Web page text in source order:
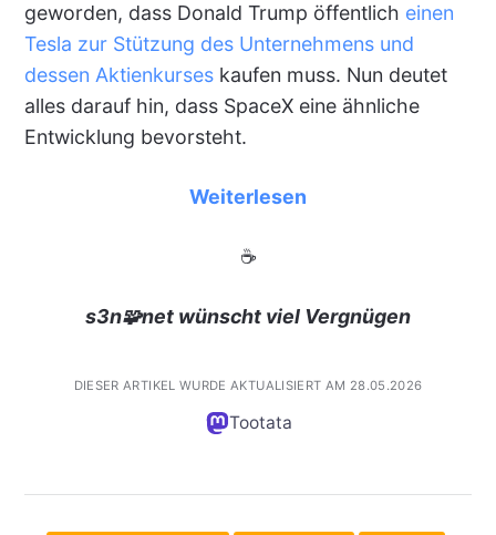
geworden, dass Donald Trump öffentlich einen
Tesla zur Stützung des Unternehmens und
dessen Aktienkurseskaufen muss. Nun deutet
alles darauf hin, dass SpaceX eine ähnliche
Entwicklung bevorsteht.
Weiterlesen
☕
s3n🧩net wünscht viel Vergnügen
DIESER ARTIKEL WURDE AKTUALISIERT AM 28.05.2026
Tootata